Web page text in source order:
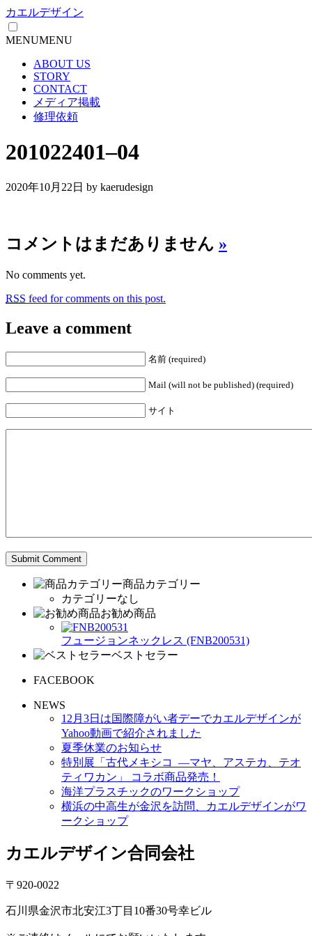
カエルデザイン
MENUMENU
ABOUT US
STORY
CONTACT
メディア掲載
修理依頼
201022401–04
2020年10月22日 by kaerudesign
コメントはまだありません »
No comments yet.
RSS feed for comments on this post.
Leave a comment
名前 (required)
Mail (will not be published) (required)
サイト
商品カテゴリー
カテゴリーなし
お勧め商品
フュージョンネックレス (FNB200531)
ベストセラー
FACEBOOK
NEWS
12月3日は国際障がい者デーでカエルデザインが
Yahoo動画で紹介されました
夏季休業のお知らせ
特別展「古代メキシコ ―マヤ、アステカ、テオ
ティワカン」 コラボ商品発売！
海洋プラスチックのワークショップ
横浜の中高生が金沢を訪問、カエルデザインがワ
ークショップ
カエルデザイン合同会社
〒920-0022
石川県金沢市北安江3丁目10番30号幸ビル